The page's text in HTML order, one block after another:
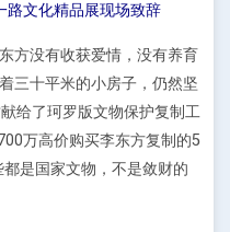
路文化精品展现场致辞
方没有收获爱情，没有养育
三十平米的小房子，仍然坚
给了珂罗版文物保护复制工
万高价购买李东方复制的5
是国家文物，不是敛财的